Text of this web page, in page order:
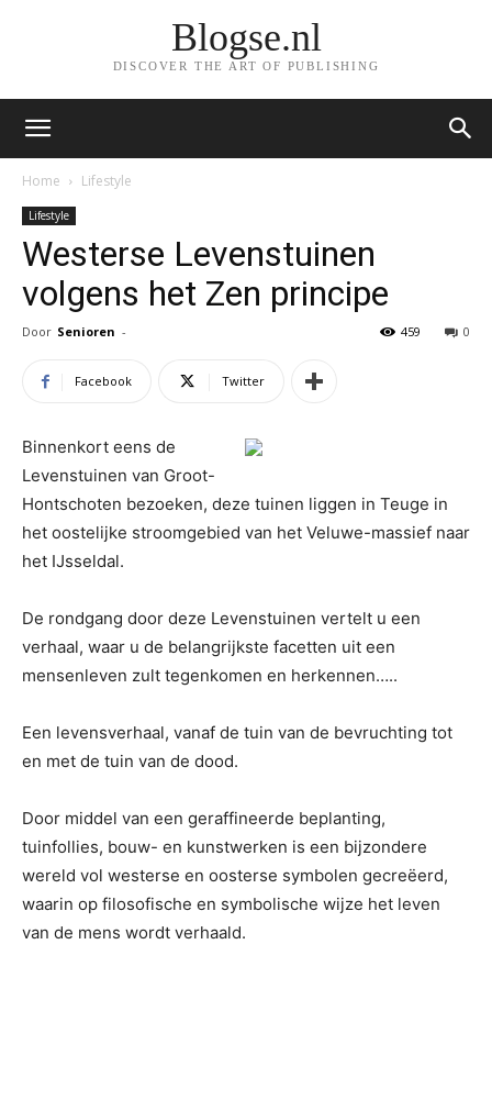
Blogse.nl
DISCOVER THE ART OF PUBLISHING
Home Lifestyle
Lifestyle
Westerse Levenstuinen
volgens het Zen principe
Door Senioren - 0
459
Facebook Twitter
Binnenkort eens de
Levenstuinen van Groot-
Hontschoten bezoeken, deze tuinen liggen in Teuge in
het oostelijke stroomgebied van het Veluwe-massief naar
het IJsseldal.
De rondgang door deze Levenstuinen vertelt u een
verhaal, waar u de belangrijkste facetten uit een
mensenleven zult tegenkomen en herkennen…..
Een levensverhaal, vanaf de tuin van de bevruchting tot
en met de tuin van de dood.
Door middel van een geraffineerde beplanting,
tuinfollies, bouw- en kunstwerken is een bijzondere
wereld vol westerse en oosterse symbolen gecreëerd,
waarin op filosofische en symbolische wijze het leven
van de mens wordt verhaald.